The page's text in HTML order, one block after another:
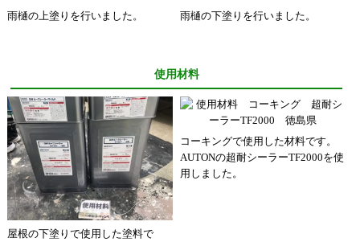
雨樋の上塗りを行いました。 雨樋の下塗りを行いました。
使用材料
屋根の下塗りで使用した塗料で
コーキングで使用した材料です。
AUTONの超耐シーラーTF2000を使
用しました。